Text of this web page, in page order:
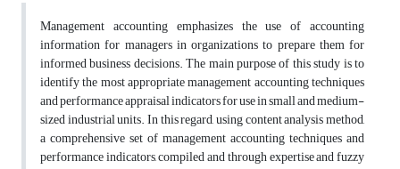
Management accounting emphasizes the use of accounting
information for managers in organizations to prepare them for
informed business decisions. The main purpose of this study is to
identify the most appropriate management accounting techniques
and performance appraisal indicators for use in small and medium-
sized industrial units. In this regard, using content analysis method,
a comprehensive set of management accounting techniques and
performance indicators, compiled and through expertise and fuzzy